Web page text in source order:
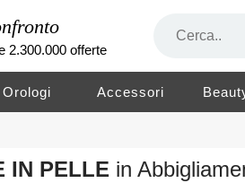
2.300.000 offerte
Accessori
IN PELLE in